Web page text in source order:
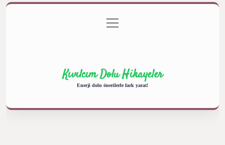
Gizlilik Politikası
menüyü
aç
Kıvılcım Dolu Hikayeler
Enerji dolu önerilerle fark yarat!